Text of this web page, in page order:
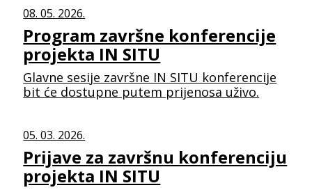
08. 05. 2026.
Program završne konferencije
projekta IN SITU
Glavne sesije završne IN SITU konferencije
bit će dostupne putem prijenosa uživo.
05. 03. 2026.
Prijave za završnu konferenciju
projekta IN SITU